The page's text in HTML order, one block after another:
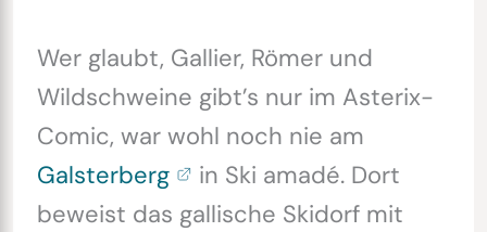
Wer glaubt, Gallier, Römer und
Wildschweine gibt’s nur im Asterix-
Comic, war wohl noch nie am
Galsterberg
in Ski amadé. Dort
beweist das gallische Skidorf mit